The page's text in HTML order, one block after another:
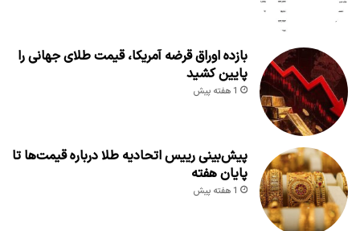
بازده اوراق قرضه آمریکا، قیمت طلای جهانی را
پایین کشید
1 هفته پیش
پیش‌بینی رییس اتحادیه طلا درباره قیمت‌ها تا
پایان هفته
1 هفته پیش